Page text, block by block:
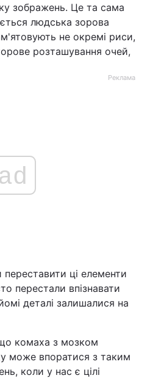
зображень. Це та сама
людська зорова
не окремі риси,
розташування очей,
Реклама
ad
переставити ці елементи
перестали впізнавати
деталі залишалися на
комаха з мозком
може впоратися з таким
коли у нас є цілі